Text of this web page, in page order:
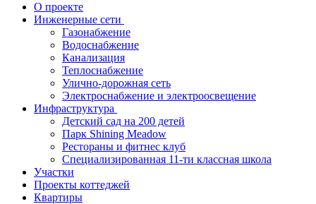
О проекте
Инженерные сети
Газонабжение
Водоснабжение
Канализация
Теплоснабжение
Улично-дорожная сеть
Электроснабжение и электроосвещение
Инфраструктура
Детский сад на 200 детей
Парк Shining Meadow
Рестораны и фитнес клуб
Специализированная 11-ти классная школа
Участки
Проекты коттеджей
Квартиры